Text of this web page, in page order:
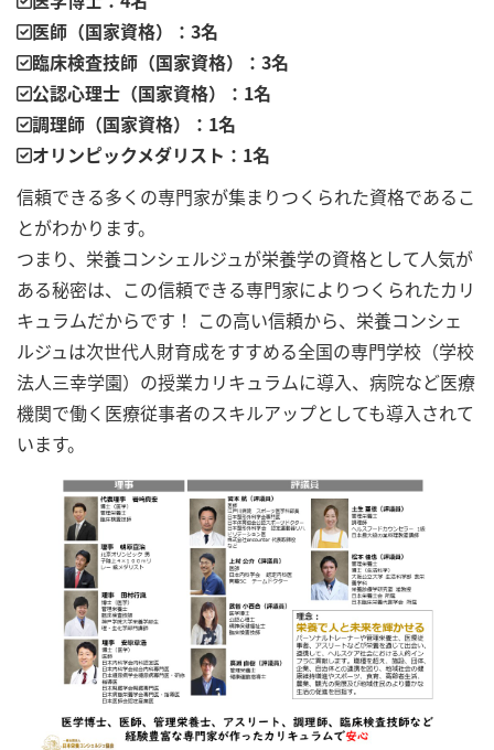
医師（国家資格）：3名
臨床検査技師（国家資格）：3名
公認心理士（国家資格）：1名
調理師（国家資格）：1名
オリンピックメダリスト：1名
信頼できる多くの専門家が集まりつくられた資格であるこ
とがわかります。
つまり、栄養コンシェルジュが栄養学の資格として人気が
ある秘密は、この信頼できる専門家によりつくられたカリ
キュラムだからです！ この高い信頼から、栄養コンシェ
ルジュは次世代人財育成をすすめる全国の専門学校（学校
法人三幸学園）の授業カリキュラムに導入、病院など医療
機関で働く医療従事者のスキルアップとしても導入されて
います。